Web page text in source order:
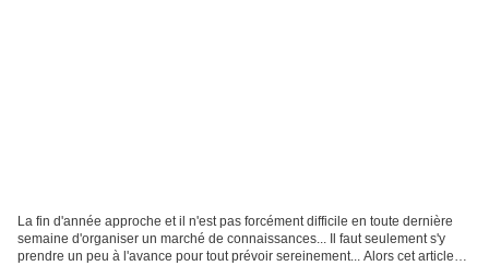
La fin d'année approche et il n'est pas forcément difficile en toute dernière
semaine d'organiser un marché de connaissances... Il faut seulement s'y
prendre un peu à l'avance pour tout prévoir sereinement... Alors cet article